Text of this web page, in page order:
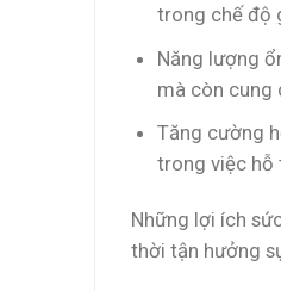
trong chế độ
Năng lượng
mà còn cung
Tăng cường
trong việc hỗ
Những lợi ích
thời tận hưởng